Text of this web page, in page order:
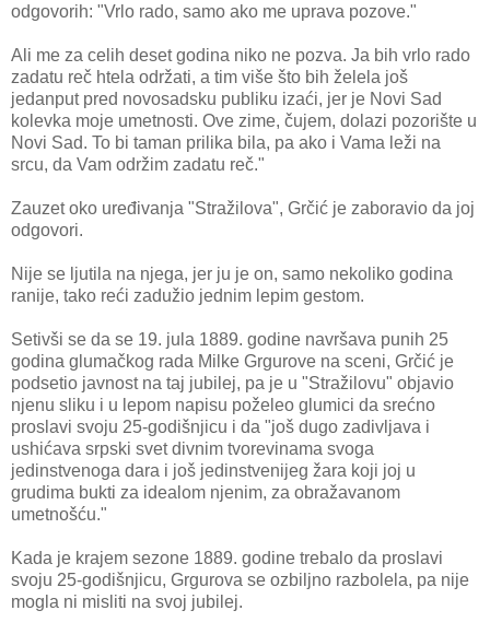
odgovorih: "Vrlo rado, samo ako me uprava pozove."
Ali me za celih deset godina niko ne pozva. Ja bih vrlo rado
zadatu reč htela održati, a tim više što bih želela još
jedanput pred novosadsku publiku izaći, jer je Novi Sad
kolevka moje umetnosti. Ove zime, čujem, dolazi pozorište u
Novi Sad. To bi taman prilika bila, pa ako i Vama leži na
srcu, da Vam održim zadatu reč."
Zauzet oko uređivanja "Stražilova", Grčić je zaboravio da joj
odgovori.
Nije se ljutila na njega, jer ju je on, samo nekoliko godina
ranije, tako reći zadužio jednim lepim gestom.
Setivši se da se 19. jula 1889. godine navršava punih 25
godina glumačkog rada Milke Grgurove na sceni, Grčić je
podsetio javnost na taj jubilej, pa je u "Stražilovu" objavio
njenu sliku i u lepom napisu poželeo glumici da srećno
proslavi svoju 25-godišnjicu i da "još dugo zadivljava i
ushićava srpski svet divnim tvorevinama svoga
jedinstvenoga dara i još jedinstvenijeg žara koji joj u
grudima bukti za idealom njenim, za obražavanom
umetnošću."
Kada je krajem sezone 1889. godine trebalo da proslavi
svoju 25-godišnjicu, Grgurova se ozbiljno razbolela, pa nije
mogla ni misliti na svoj jubilej.